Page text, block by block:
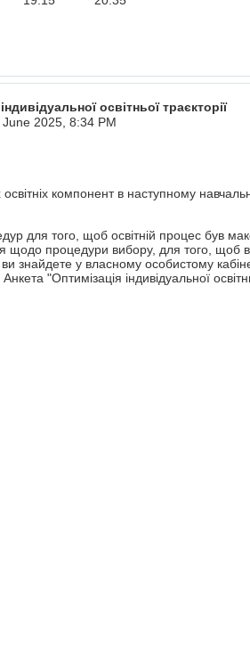
освітньої траєкторії
2025, 8:34 PM
компонент в наступному
для того, щоб освітній процес був
щодо процедури вибору, для того,
знайдете у власному особистому
"Оптимізація індивідуальної